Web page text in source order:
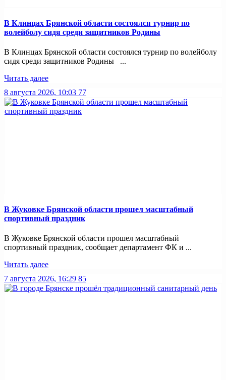
В Клинцах Брянской области состоялся турнир по
волейболу сидя среди защитников Родины
В Клинцах Брянской области состоялся турнир по волейболу
сидя среди защитников Родины ...
Читать далее
8 августа 2026, 10:03 77
В Жуковке Брянской области прошел масштабный
спортивный праздник
В Жуковке Брянской области прошел масштабный
спортивный праздник, сообщает департамент ФК и ...
Читать далее
7 августа 2026, 16:29 85